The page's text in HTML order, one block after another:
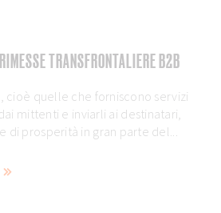
TRANSFRONTALIERE B2B
cioè quelle che forniscono servizi
mittenti e inviarli ai destinatari,
di prosperità in gran parte del...